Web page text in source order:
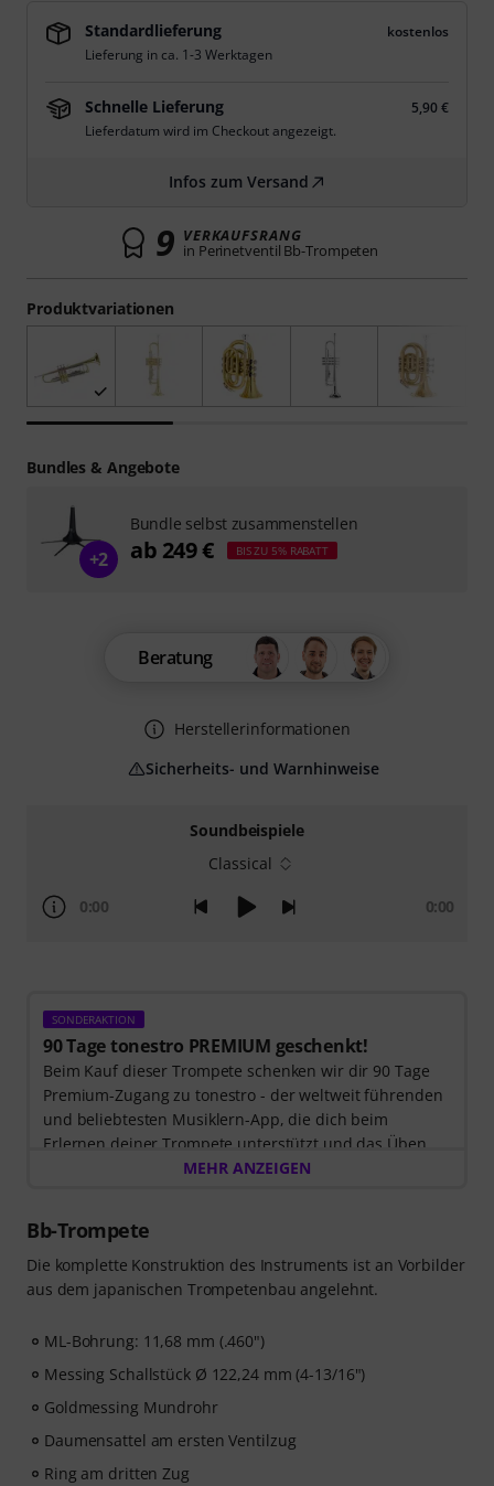
Soundbeispiele
Classical
0:00 0:00
SONDERAKTION
90 Tage tonestro PREMIUM geschenkt!
Beim Kauf dieser Trompete schenken wir dir 90 Tage
Premium-Zugang zu tonestro - der weltweit führenden
und beliebtesten Musiklern-App, die dich beim
Erlernen deiner Trompete unterstützt und das Üben
zum Vergnügen wird. Entdecke die Welt der Musik mit
270 zielgerichteten Übungen
Das interaktive Live-Feedback von tonestro hört dir
beim Spielen zu, analysiert jeden gespielten Ton und
Rhythmus. Ergreife jetzt die Chance, deiner
zu entwickeln – zu jeder Zeit, an jedem Ort. Keine
automatische Verlängerung!
MEHR ANZEIGEN
Bb-Trompete
Die komplette Konstruktion des Instruments ist an Vorbilder
aus dem japanischen Trompetenbau angelehnt.
ML-Bohrung: 11,68 mm (.460")
Messing Schallstück Ø 122,24 mm (4-13/16")
Goldmessing Mundrohr
Daumensattel am ersten Ventilzug
Ring am dritten Zug
Produktvariationen
Standardlieferung
kostenlos
Lieferung in ca. 1-3 Werktagen
Schnelle Lieferung
5,90 €
Lieferdatum wird im Checkout angezeigt.
Infos zum Versand
9 VERKAUFSRANG
in Perinetventil Bb-Trompeten
Beratung
Herstellerinformationen
Sicherheits- und Warnhinweise
Bundles & Angebote
+2
Bundle selbst zusammenstellen
ab 249 € BIS ZU 5% RABATT